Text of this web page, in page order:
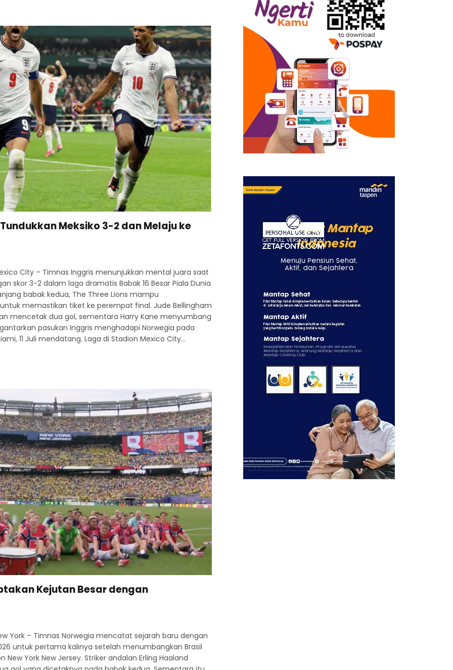
Meksiko 3-2 dan Melaju ke
City – Timnas Inggris menunjukkan mental juara saat
skor 3-2 dalam laga dramatis Babak 16 Besar Piala Dunia
babak kedua, The Three Lions mampu
memastikan tiket ke perempat final. Jude Bellingham
mencetak dua gol, sementara Harry Kane menyumbang
pasukan Inggris menghadapi Norwegia pada
11 Juli mendatang. Laga di Stadion Mexico City…
Kejutan Besar dengan
York – Timnas Norwegia mencatat sejarah baru dengan
untuk pertama kalinya setelah menumbangkan Brasil
New York New Jersey. Striker andalan Erling Haaland